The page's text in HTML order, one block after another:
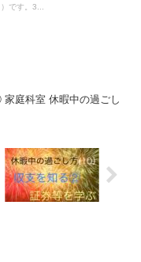
です。3...
庭科室 休暇中の過ごし